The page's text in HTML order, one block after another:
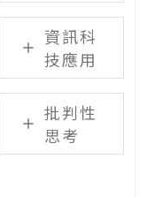
資訊科
技應用
批判性
思考